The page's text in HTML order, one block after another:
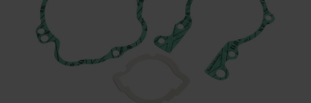
solnr50-2
125KR